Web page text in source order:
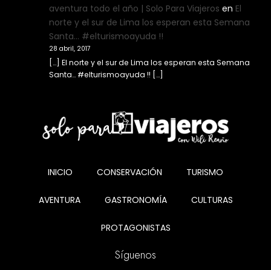
aventura todo el año | Solo Para Viajeros en El
norte y el sur de Lima los esperan esta Semana
Santa… #elturismoayuda !!
28 abril, 2017
[…] El norte y el sur de Lima los esperan esta Semana
Santa… #elturismoayuda !! […]
INICIO CONSERVACIÓN TURISMO
AVENTURA GASTRONOMÍA CULTURAS
PROTAGONISTAS
Síguenos